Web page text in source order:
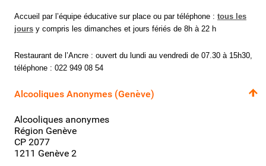
Accueil par l’équipe éducative sur place ou par téléphone : tous les
jours y compris les dimanches et jours fériés de 8h à 22 h
Restaurant de l’Ancre : ouvert du lundi au vendredi de 07.30 à 15h30,
téléphone : 022 949 08 54
Alcooliques Anonymes (Genève)
Alcooliques anonymes
Région Genève
CP 2077
1211 Genève 2